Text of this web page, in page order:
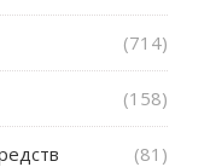
(714)
(158)
(81)